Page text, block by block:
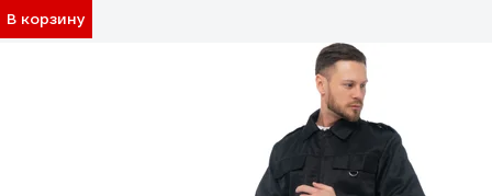
В корзину